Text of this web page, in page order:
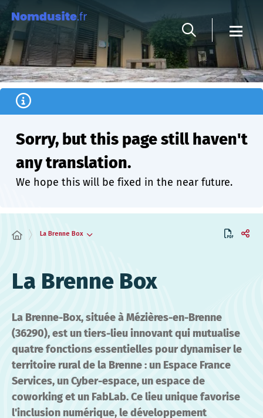
Sorry, but this page still haven't
any translation.
We hope this will be fixed in the near future.
La Brenne Box
La Brenne Box
La Brenne-Box, située à Mézières-en-Brenne
(36290), est un tiers-lieu innovant qui mutualise
quatre fonctions essentielles pour dynamiser le
territoire rural de la Brenne : un Espace France
Services, un Cyber-espace, un espace de
coworking et un FabLab. Ce lieu unique favorise
l'inclusion numérique, le développement